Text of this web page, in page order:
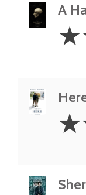
A
Stars
☆
2.5
Stars
☆